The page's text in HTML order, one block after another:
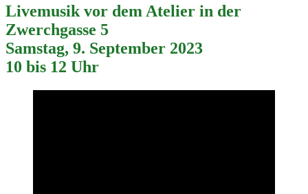
Livemusik vor dem Atelier in der
Zwerchgasse 5
Samstag, 9. September 2023
10 bis 12 Uhr